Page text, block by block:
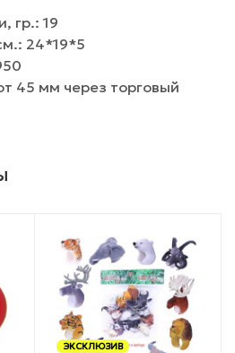
гр.: 19
24*19*5
45 мм через торговый
ЭКСКЛЮЗИВ